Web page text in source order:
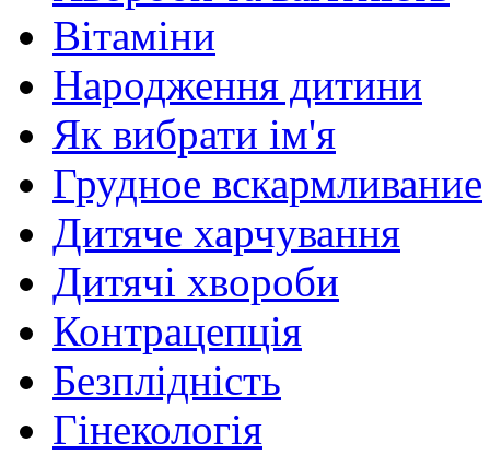
Вітаміни
Народження дитини
Як вибрати ім'я
Грудное вскармливание
Дитяче харчування
Дитячі хвороби
Контрацепція
Безплідність
Гінекологія